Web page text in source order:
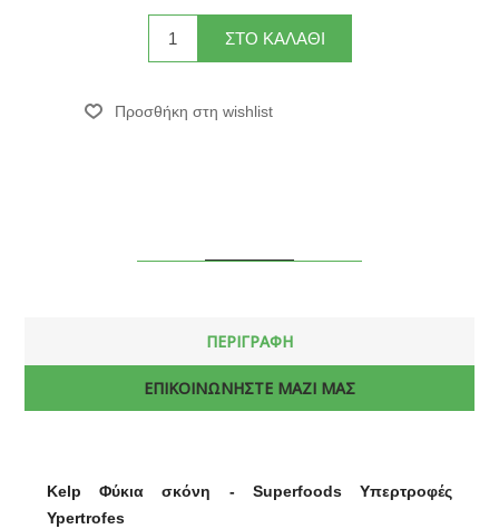
ΠΕΡΙΓΡΑΦΗ
ΕΠΙΚΟΙΝΩΝΗΣΤΕ ΜΑΖΙ ΜΑΣ
Kelp Φύκια σκόνη - Superfoods Υπερτροφές
Ypertrofes